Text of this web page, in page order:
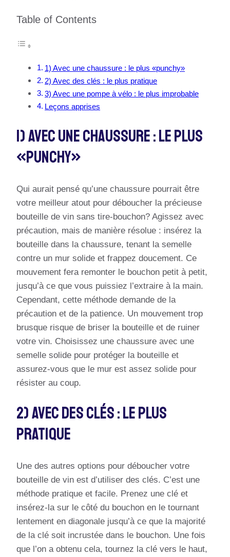
Table of Contents
1) Avec une chaussure : le plus «punchy»
2) Avec des clés : le plus pratique
3) Avec une pompe à vélo : le plus improbable
Leçons apprises
1) Avec Une Chaussure : Le Plus
«punchy»
Qui aurait pensé qu’une chaussure pourrait être
votre meilleur atout pour déboucher la précieuse
bouteille de vin sans tire-bouchon? Agissez avec
précaution, mais de manière résolue : insérez la
bouteille dans la chaussure, tenant la semelle
contre un mur solide et frappez doucement. Ce
mouvement fera remonter le bouchon petit à petit,
jusqu’à ce que vous puissiez l’extraire à la main.
Cependant, cette méthode demande de la
précaution et de la patience. Un mouvement trop
brusque risque de briser la bouteille et de ruiner
votre vin. Choisissez une chaussure avec une
semelle solide pour protéger la bouteille et
assurez-vous que le mur est assez solide pour
résister au coup.
2) Avec Des Clés : Le Plus
Pratique
Une des autres options pour déboucher votre
bouteille de vin est d’utiliser des clés. C’est une
méthode pratique et facile. Prenez une clé et
insérez-la sur le côté du bouchon en le tournant
lentement en diagonale jusqu’à ce que la majorité
de la clé soit incrustée dans le bouchon. Une fois
que l’on a obtenu cela, tournez la clé vers le haut,